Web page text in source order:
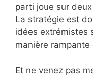
parti joue sur
La stratégie est
idées extrémistes
manière
Et ne venez pas